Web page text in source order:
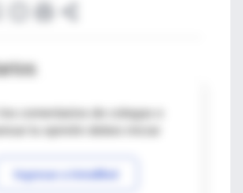
los comentarios de colegas o
Ingresar a IntraMed